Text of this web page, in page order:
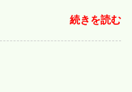
きだから一度は乗って
は5条刈りの100㎰で作
業は儲かるというのが
になる。 後で選別するの
一度に選別するやり方
にした。 今年は酒米30
未熟が3袋出る。 1.85ｍ
続きを読む